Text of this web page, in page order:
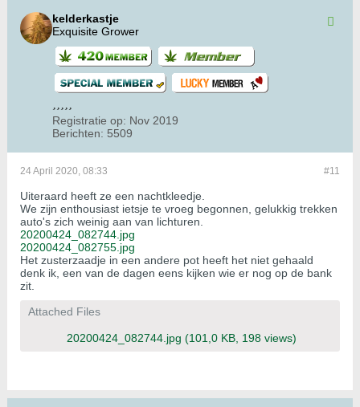
kelderkastje
Exquisite Grower
Registratie op: Nov 2019
Berichten: 5509
#11
24 April 2020, 08:33
Uiteraard heeft ze een nachtkleedje.
We zijn enthousiast ietsje te vroeg begonnen, gelukkig trekken
auto's zich weinig aan van lichturen.
20200424_082744.jpg
20200424_082755.jpg
Het zusterzaadje in een andere pot heeft het niet gehaald
denk ik, een van de dagen eens kijken wie er nog op de bank
zit.
Attached Files
20200424_082744.jpg (101,0 KB, 198 views)